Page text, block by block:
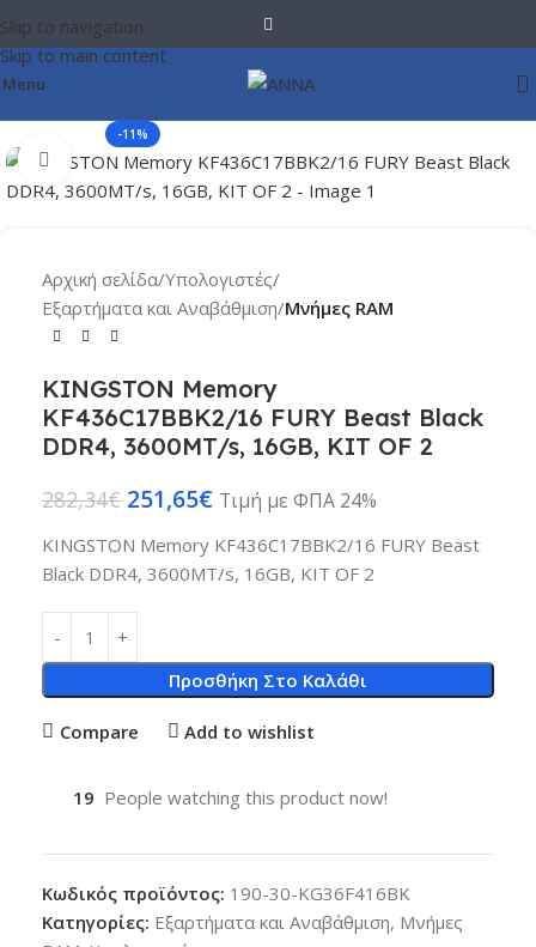
Skip to navigation
Skip to main content
Menu
-11%
Click to enlarge
Αρχική σελίδα Υπολογιστές
Εξαρτήματα και Αναβάθμιση Μνήμες RAM
KINGSTON Memory
KF436C17BBK2/16 FURY Beast Black
DDR4, 3600MT/s, 16GB, KIT OF 2
282,34€ 251,65€ Τιμή με ΦΠΑ 24%
KINGSTON Memory KF436C17BBK2/16 FURY Beast
Black DDR4, 3600MT/s, 16GB, KIT OF 2
Προσθήκη Στο Καλάθι
Compare Add to wishlist
19 People watching this product now!
Κωδικός προϊόντος: 190-30-KG36F416BK
Κατηγορίες: Εξαρτήματα και Αναβάθμιση, Μνήμες